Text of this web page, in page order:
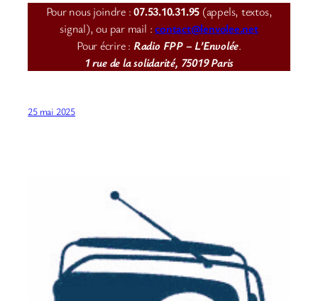
Pour nous joindre :07.53.10.31.95 (appels, textos,
signal), ou par mail :contact@lenvolee.net
Pour écrire : Radio FPP – L’Envolée.
1 rue de la solidarité, 75019 Paris
25 mai 2025